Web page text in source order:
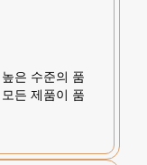
은 수준의 품
든 제품이 품